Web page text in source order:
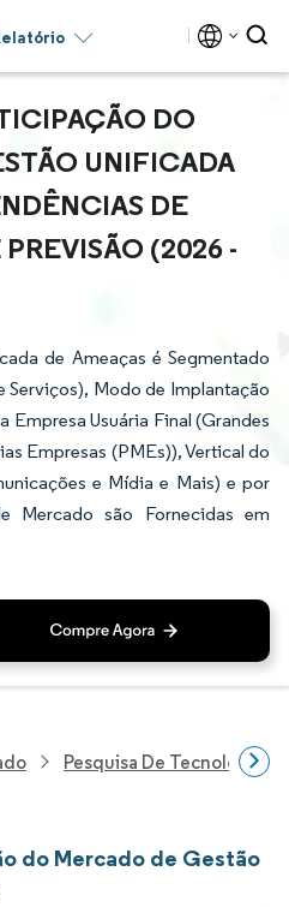
DO
UNIFICADA
DE
(2026 -
de Ameaças é Segmentado
Modo de Implantação
Empresa Usuária Final (Grandes
Empresas (PMEs)), Vertical do
e Mídia e Mais) e por
Mercado são Fornecidas em
Pesquisa De Tecnologia,
do Mercado de Gestão